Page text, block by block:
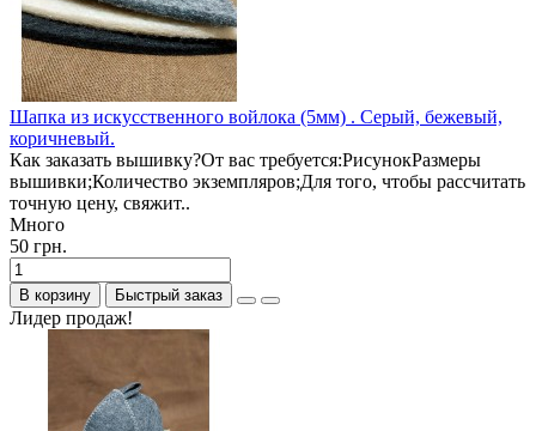
Шапка из искусственного войлока (5мм) . Серый, бежевый,
коричневый.
Как заказать вышивку?От вас требуется:РисунокРазмеры
вышивки;Количество экземпляров;Для того, чтобы рассчитать
точную цену, свяжит..
Много
50 грн.
В корзину Быстрый заказ
Лидер продаж!